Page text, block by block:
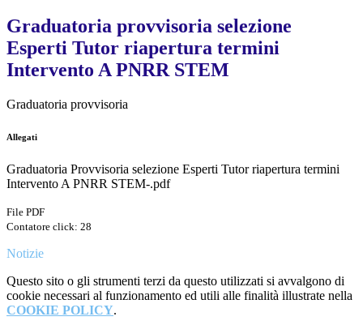
Graduatoria provvisoria selezione
Esperti Tutor riapertura termini
Intervento A PNRR STEM
Graduatoria provvisoria
Allegati
Graduatoria Provvisoria selezione Esperti Tutor riapertura termini
Intervento A PNRR STEM-.pdf
File PDF
Contatore click: 28
Notizie
Questo sito o gli strumenti terzi da questo utilizzati si avvalgono di
cookie necessari al funzionamento ed utili alle finalità illustrate nella
COOKIE POLICY.